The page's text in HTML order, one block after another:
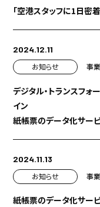
「空港スタッフに1日密
2024.12.11
お知らせ
事
デジタル・トランスフォ
イン
紙帳票のデータ化サー
2024.11.13
お知らせ
事
紙帳票のデータ化サー